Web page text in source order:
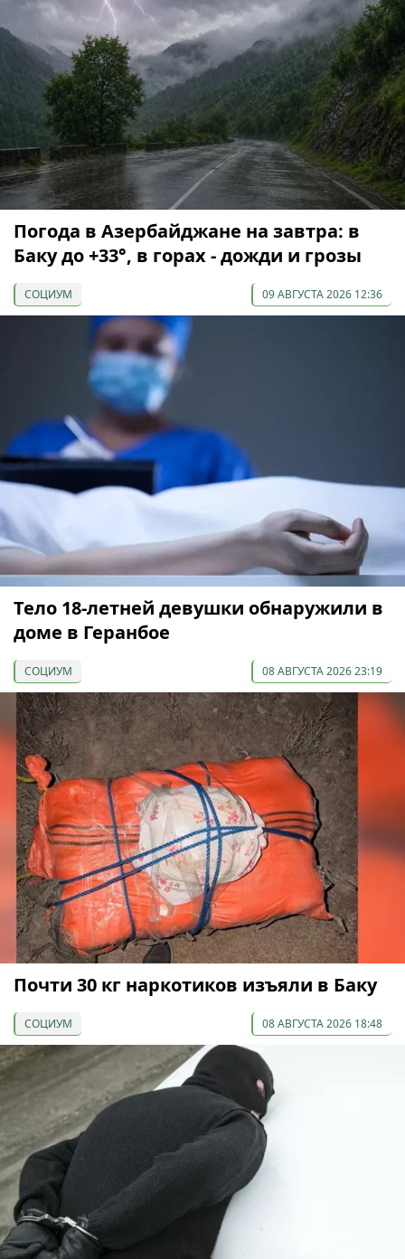
Погода в Азербайджане на завтра: в
Баку до +33°, в горах - дожди и грозы
СОЦИУМ 09 АВГУСТА 2026 12:36
Тело 18-летней девушки обнаружили в
доме в Геранбое
СОЦИУМ 08 АВГУСТА 2026 23:19
Почти 30 кг наркотиков изъяли в Баку
СОЦИУМ 08 АВГУСТА 2026 18:48